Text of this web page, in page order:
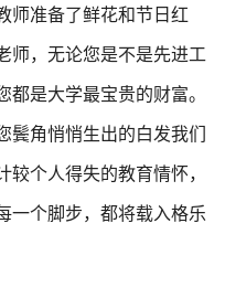
师准备了鲜花和节日红
师，无论您是不是先进工
是大学最宝贵的财富。
鬓角悄悄生出的白发我们
个人得失的教育情怀，
一个脚步，都将载入格乐